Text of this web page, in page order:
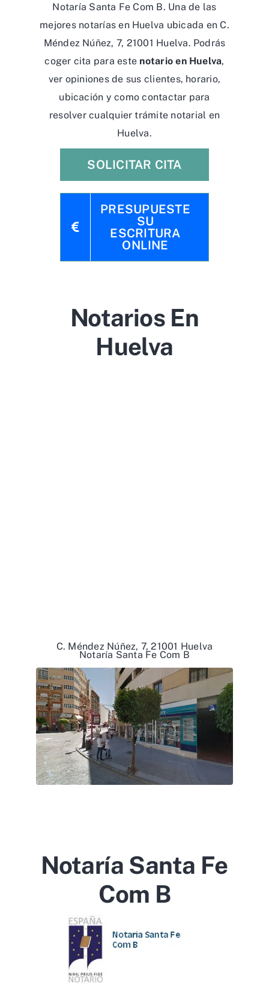
Notaría Santa Fe Com B. Una de las
mejores notarías en Huelva ubicada en C.
Méndez Núñez, 7, 21001 Huelva. Podrás
coger cita para este notario en Huelva,
ver opiniones de sus clientes, horario,
ubicación y como contactar para
resolver cualquier trámite notarial en
Huelva.
SOLICITAR CITA
PRESUPUESTE
SU
ESCRITURA
ONLINE
Notarios En
Huelva
Notaría Santa Fe Com B
C. Méndez Núñez, 7, 21001 Huelva
Notaría Santa Fe
Com B